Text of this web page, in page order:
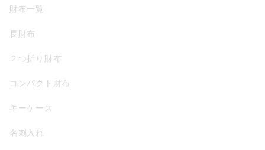
財布一覧
長財布
２つ折り財布
コンパクト財布
キーケース
名刺入れ